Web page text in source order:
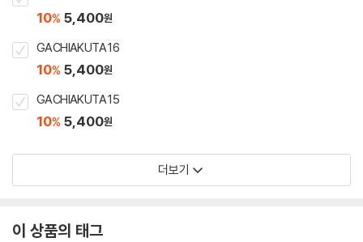
10% 5,400원
GACHIAKUTA 16
10% 5,400원
GACHIAKUTA 15
10% 5,400원
더보기
이 상품의 태그